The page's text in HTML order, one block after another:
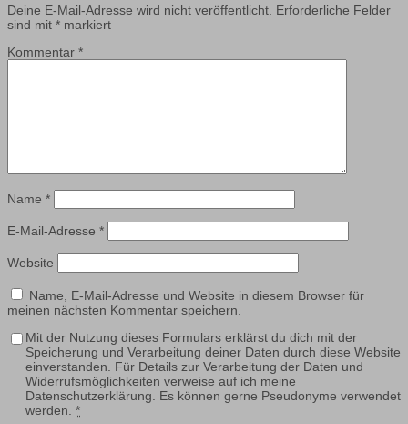
Deine E-Mail-Adresse wird nicht veröffentlicht. Erforderliche Felder
sind mit * markiert
Kommentar *
Name *
E-Mail-Adresse *
Website
Name, E-Mail-Adresse und Website in diesem Browser für
meinen nächsten Kommentar speichern.
Mit der Nutzung dieses Formulars erklärst du dich mit der
Speicherung und Verarbeitung deiner Daten durch diese Website
einverstanden. Für Details zur Verarbeitung der Daten und
Widerrufsmöglichkeiten verweise auf ich meine
Datenschutzerklärung. Es können gerne Pseudonyme verwendet
werden. *